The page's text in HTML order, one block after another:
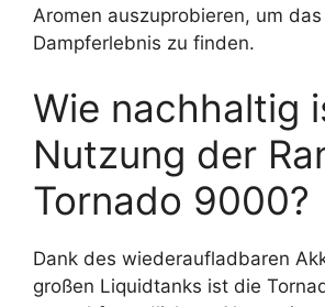
Aromen auszuprobieren, um
Dampferlebnis zu finden.
Wie nachhaltig
Nutzung der
Tornado 9000?
Dank des wiederaufladbaren
großen Liquidtanks ist die